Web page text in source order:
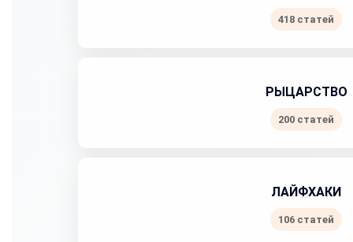
418 статей
РЫЦАРСТВО
200 статей
ЛАЙФХАКИ
106 статей